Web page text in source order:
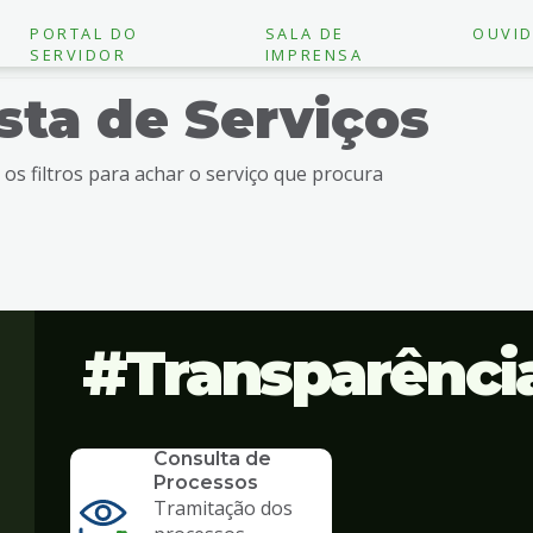
PORTAL DO
SERVIDOR
SALA DE
IMPRENSA
de Serviços
os filtros para achar o serviço que procura
Consulta de
Processos
Tramitação dos